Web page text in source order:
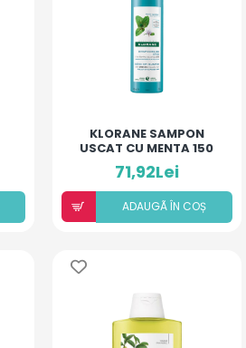
KLORANE SAMPON
USCAT CU MENTA 150
ML
71,92Lei
ADAUGÃ ÎN COȘ